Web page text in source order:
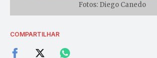
Fotos: Diego Canedo
COMPARTILHAR